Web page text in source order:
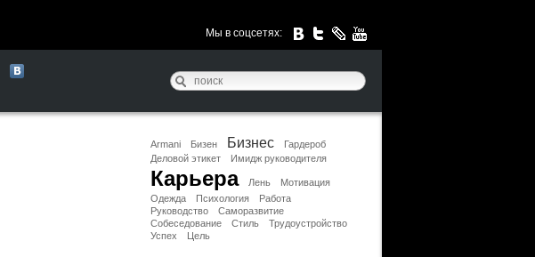
Мы в соцсетях:
Armani Бизен Бизнес
Гардероб
Деловой этикет
Имидж руководителя
Карьера Лень
Мотивация
Одежда
Психология
Работа
Руководство
Саморазвитие
Собеседование
Стиль
Трудоустройство
Успех
Цель